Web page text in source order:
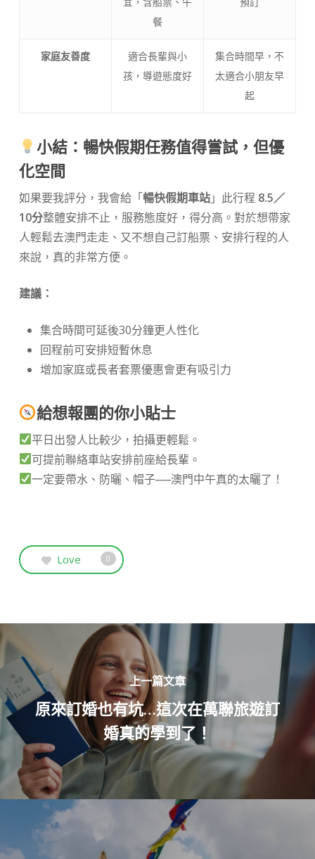
餐
家庭友善度
適合長輩與小
孩，導遊態度好
集合時間早，不
太適合小朋友早
起
小結：暢快假期任務值得嘗試，但優
化空間
如果要我評分，我會給「暢快假期車站」此行程 8.5／
10分整體安排不止，服務態度好，得分高。對於想帶家
人輕鬆去澳門走走、又不想自己訂船票、安排行程的人
來說，真的非常方便。
建議：
集合時間可延後30分鐘更人性化
回程前可安排短暫休息
增加家庭或長者套票優惠會更有吸引力
給想報團的你小貼士
平日出發人比較少，拍攝更輕鬆。
可提前聯絡車站安排前座給長輩。
一定要帶水、防曬、帽子──澳門中午真的太曬了！
Love 0
上一篇文章
原來訂婚也有坑…這次在萬聯旅遊訂
婚真的學到了！